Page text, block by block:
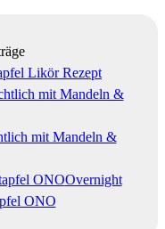
Likör Rezept
mit Mandeln &
Overnight
ONO